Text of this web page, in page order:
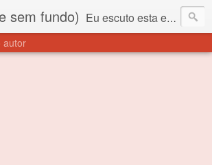
sem fundo) Eu escuto esta expressão "saco de filó" desde criança. Para quem não sabe, filó é um tecido todo furadinho e permite que um saco feito com ele, mesmo que muito exposto ao ar soprado para dentro, nunca vai se encher. Aí está o propósito deste nome... Para viver em sociedade tem que ter saco de filó.
autor